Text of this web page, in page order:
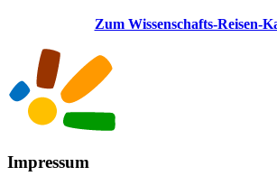
Zum Wissenschafts-Reisen-
Impressum